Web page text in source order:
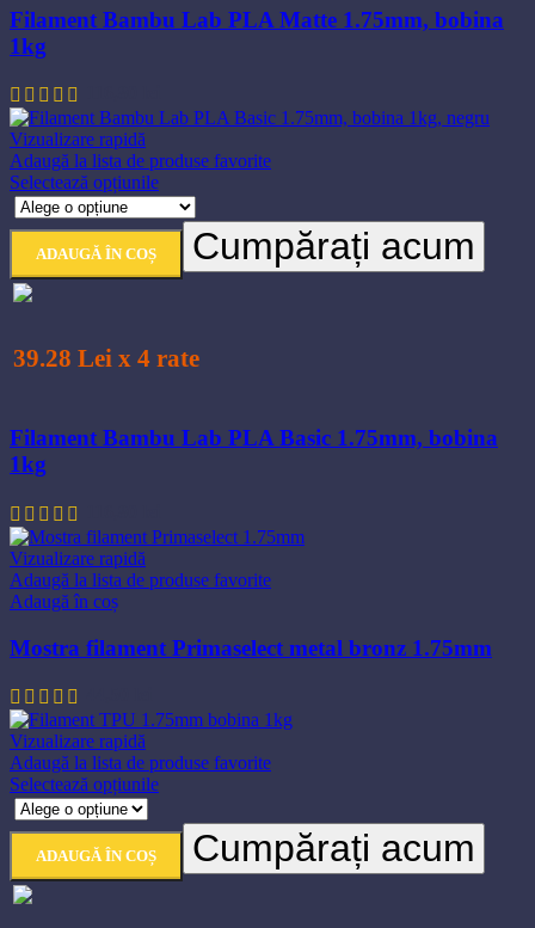
produsului.
Filament Bambu Lab PLA Matte 1.75mm, bobina
1kg
Vizualizare rapidă
Adaugă la lista de produse favorite
Selectează opțiunileAcest
produs
are
multe
fi
produsului.
ADAUGĂ ÎN COȘ Cumpărați acum
39.28 Lei x 4 rate
Filament Bambu Lab PLA Basic 1.75mm, bobina
1kg
Vizualizare rapidă
Adaugă la lista de produse favorite
Adaugă în coș
Mostra filament Primaselect metal bronz 1.75mm
Vizualizare rapidă
Adaugă la lista de produse favorite
Selectează opțiunileAcest
multe
ADAUGĂ ÎN COȘ Cumpărați acum